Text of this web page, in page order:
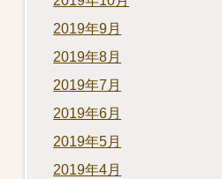
2019年9月
2019年8月
2019年7月
2019年6月
2019年5月
2019年4月